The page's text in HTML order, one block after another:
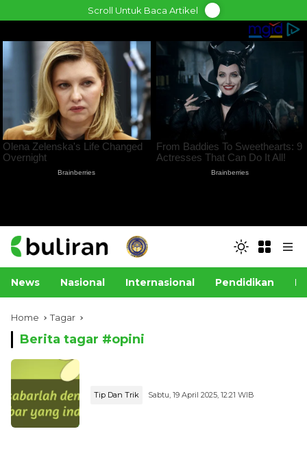
to
Scroll Untuk Baca Artikel
News Nasional Internasional Pendidikan
Home Tagar
Berita tagar #opini
Tip Dan Trik Sabtu, 19 April 2025, 12:21 WIB